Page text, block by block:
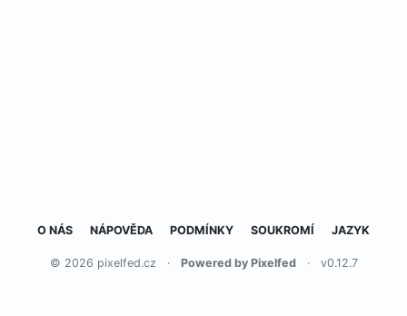
O NÁS NÁPOVĚDA PODMÍNKY SOUKROMÍ JAZYK
© 2026 pixelfed.cz · Powered by Pixelfed · v0.12.7